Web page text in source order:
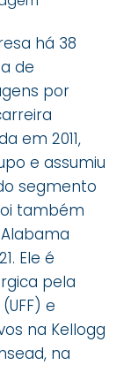
há 38
de
por
em 2011,
e assumiu
segmento
também
Ele é
pela
e
na Kellogg
na